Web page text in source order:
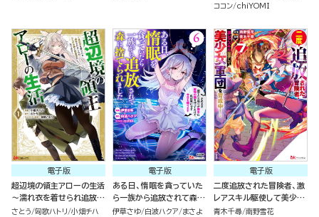
様も一緒についてきちゃい
ました～ （１）
上がり～ コミック版（分冊
ココン chiYOMI
電子版
超辺境の領主アローの生活
～濡れ衣を着せられ追放さ
れましたが、二人の女神と
さとう 匈歌ハトリ 小畑チハ
電子版
ある日、惰眠を貪っていた
ら一族から追放されて森に
捨てられました そのまま
伊草さゆ 白波ハクア まさよ
電子版
二度追放された冒険者、激
レアスキル駆使して美少女
軍団を育成中！ コミック版
青木千尋 南野雪花